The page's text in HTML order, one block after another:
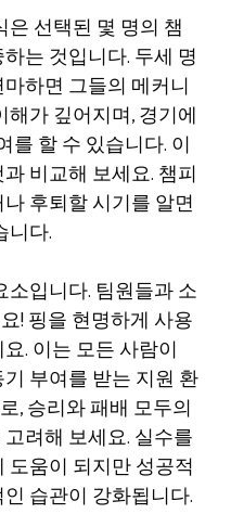
선택된 몇 명의 챔
는 것입니다. 두세 명
하면 그들의 메커니
가 깊어지며, 경기에
를 할 수 있습니다. 이
비교해 보세요. 챔피
후퇴할 시기를 알면
니다.
입니다. 팀원들과 소
! 핑을 현명하게 사용
. 이는 모든 사람이
부여를 받는 지원 환
, 승리와 패배 모두의
려해 보세요. 실수를
움이 되지만 성공적
습관이 강화됩니다.